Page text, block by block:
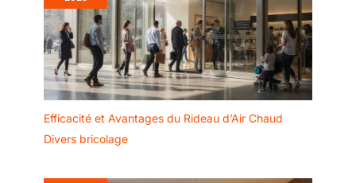
Efficacité et Avantages du Rideau d’Air Chaud
Divers bricolage